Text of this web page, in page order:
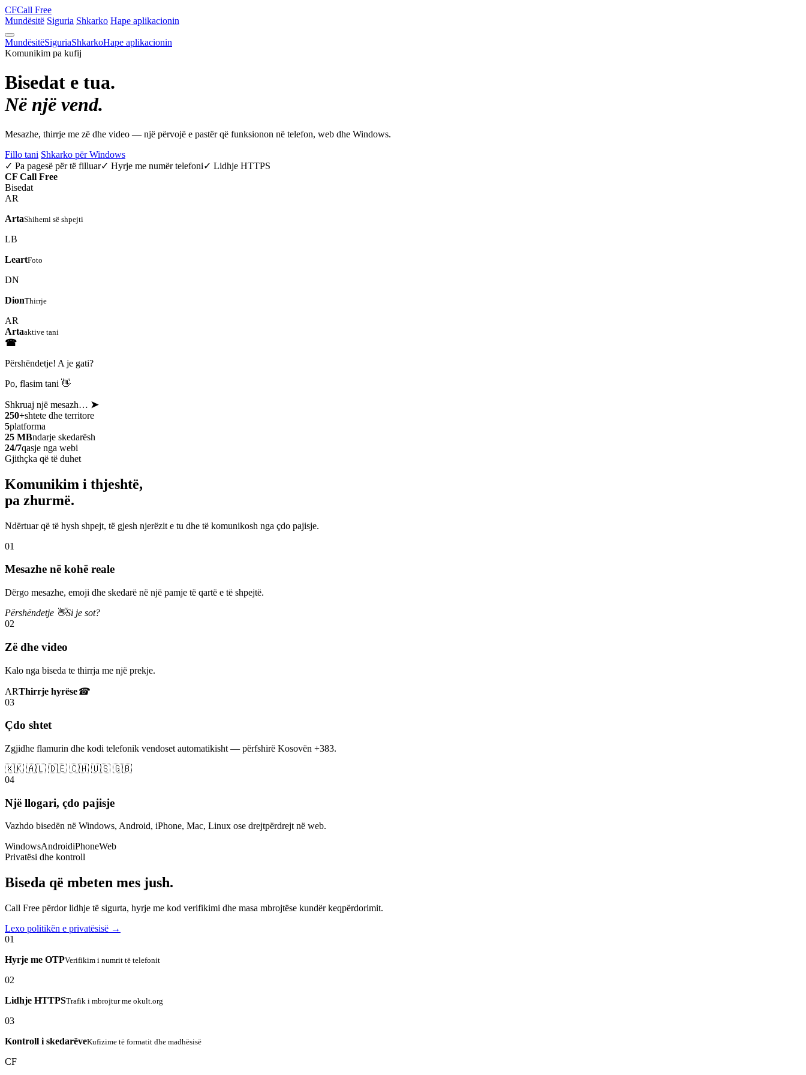
CFCall Free
Mundësitë Siguria Shkarko Hape aplikacionin
MundësitëSiguriaShkarkoHape aplikacionin
Komunikim pa kufij
Bisedat e tua.
Në një vend.
Mesazhe, thirrje me zë dhe video — një përvojë e pastër që funksionon në telefon, web dhe Windows.
Fillo tani Shkarko për Windows
✓ Pa pagesë për të filluar✓ Hyrje me numër telefoni✓ Lidhje HTTPS
CF Call Free
Bisedat
AR
ArtaShihemi së shpejti
LB
LeartFoto
DN
DionThirrje
AR
Artaaktive tani
☎
Përshëndetje! A je gati?
Po, flasim tani 👋
Shkruaj një mesazh… ➤
250+shtete dhe territore
5platforma
25 MBndarje skedarësh
24/7qasje nga webi
Gjithçka që të duhet
Komunikim i thjeshtë,
pa zhurmë.
Ndërtuar që të hysh shpejt, të gjesh njerëzit e tu dhe të komunikosh nga çdo pajisje.
01
Mesazhe në kohë reale
Dërgo mesazhe, emoji dhe skedarë në një pamje të qartë e të shpejtë.
Përshëndetje 👋Si je sot?
02
Zë dhe video
Kalo nga biseda te thirrja me një prekje.
ARThirrje hyrëse☎
03
Çdo shtet
Zgjidhe flamurin dhe kodi telefonik vendoset automatikisht — përfshirë Kosovën +383.
🇽🇰 🇦🇱 🇩🇪 🇨🇭 🇺🇸 🇬🇧
04
Një llogari, çdo pajisje
Vazhdo bisedën në Windows, Android, iPhone, Mac, Linux ose drejtpërdrejt në web.
WindowsAndroidiPhoneWeb
Privatësi dhe kontroll
Biseda që mbeten mes jush.
Call Free përdor lidhje të sigurta, hyrje me kod verifikimi dhe masa mbrojtëse kundër keqpërdorimit.
Lexo politikën e privatësisë →
01
Hyrje me OTPVerifikim i numrit të telefonit
02
Lidhje HTTPSTrafik i mbrojtur me okult.org
03
Kontroll i skedarëveKufizime të formatit dhe madhësisë
CF